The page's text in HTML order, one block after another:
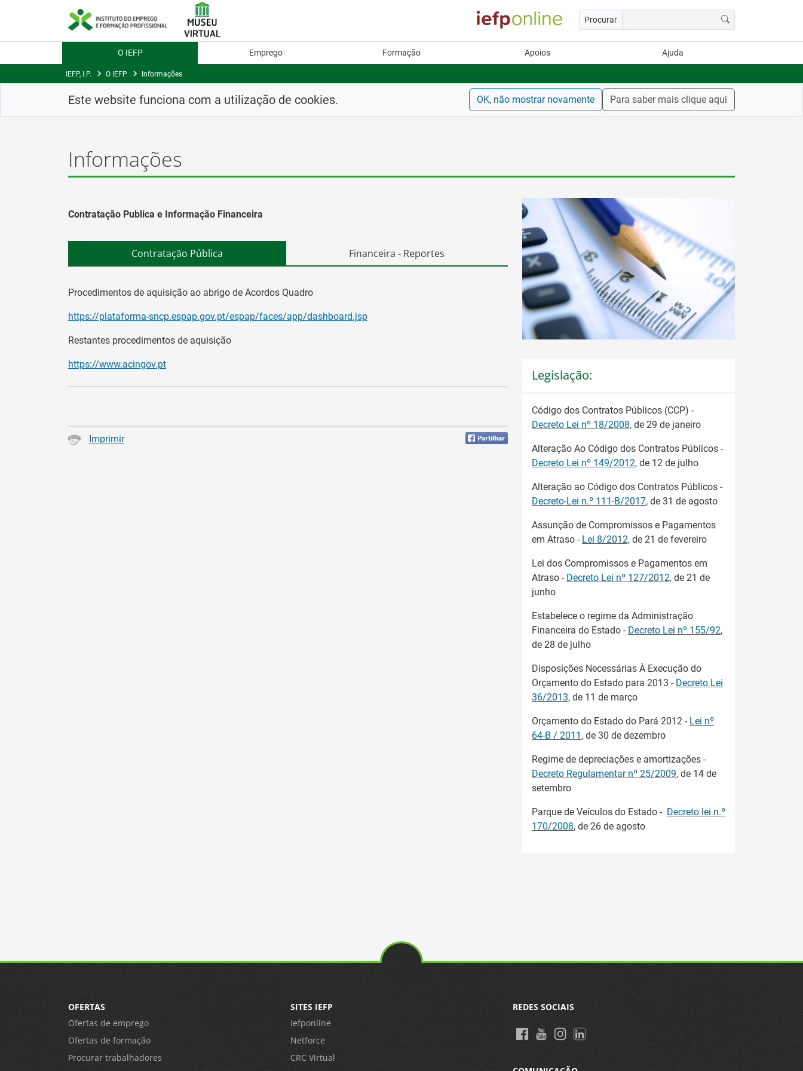
Procurar
O IEFP Emprego Formação Apoios Ajuda
IEFP, I.P. O IEFP Informações
Este website funciona com a utilização de cookies. OK, não mostrar novamente Para saber mais clique aqui
Informações
Contratação Publica e Informação Financeira
Contratação Pública Financeira - Reportes
Procedimentos de aquisição ao abrigo de Acordos Quadro
https://plataforma-sncp.espap.gov.pt/espap/faces/app/dashboard.jsp
Restantes procedimentos de aquisição
https://www.acingov.pt
Imprimir
Legislação:
Código dos Contratos Públicos (CCP) -
Decreto Lei nº 18/2008, de 29 de janeiro
Alteração Ao Código dos Contratos Públicos -
Decreto Lei nº 149/2012, de 12 de julho
Alteração ao Código dos Contratos Públicos -
Decreto-Lei n.º 111-B/2017, de 31 de agosto
Assunção de Compromissos e Pagamentos
em Atraso - Lei 8/2012, de 21 de fevereiro
Lei dos Compromissos e Pagamentos em
Atraso - Decreto Lei nº 127/2012, de 21 de
junho
Estabelece o regime da Administração
Financeira do Estado - Decreto Lei nº 155/92,
de 28 de julho
Disposições Necessárias À Execução do
Orçamento do Estado para 2013 - Decreto Lei
36/2013, de 11 de março
Orçamento do Estado do Pará 2012 - Lei nº
64-B / 2011 , de 30 de dezembro
Regime de depreciações e amortizações -
Decreto Regulamentar nº 25/2009, de 14 de
setembro
Parque de Veículos do Estado - Decreto lei n.º
170/2008, de 26 de agosto
OFERTAS
Ofertas de emprego
Ofertas de formação
Procurar trabalhadores
SITES IEFP
Iefponline
Netforce
CRC Virtual
REDES SOCIAIS